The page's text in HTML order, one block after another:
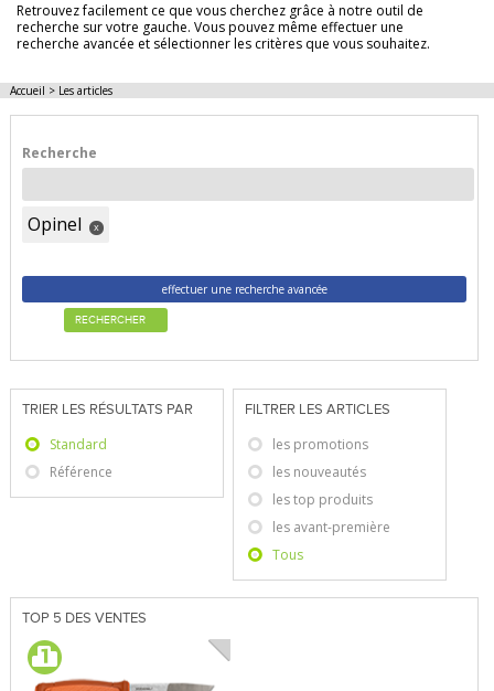
Retrouvez facilement ce que vous cherchez grâce à notre outil de
recherche sur votre gauche. Vous pouvez même effectuer une
recherche avancée et sélectionner les critères que vous souhaitez.
Accueil > Les articles
Recherche
Opinel x
effectuer une recherche avancée
RECHERCHER
TRIER LES RÉSULTATS PAR
Standard
Référence
FILTRER LES ARTICLES
les promotions
les nouveautés
les top produits
les avant-première
Tous
TOP 5 DES VENTES